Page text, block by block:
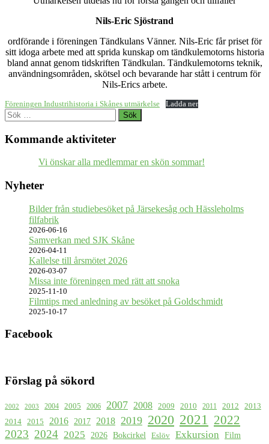
Nils-Eric Sjöstrand
ordförande i föreningen Tändkulans Vänner. Nils-Eric får priset för
sitt idoga arbete med att sprida kunskap om tändkulemotorns historia
bland annat genom tidskriften Tändkulan. Tändkulemotorns teknik,
användningsområden, skötsel och bevarande har stått i centrum för
Nils-Erics arbete.
Föreningen Industrihistoria i Skånes utmärkelse Ladda ner
Sök
efter:
Kommande aktiviteter
Vi önskar alla medlemmar en skön sommar!
Nyheter
Bilder från studiebesöket på Järsekesåg och Hässleholms
filfabrik
2026-06-16
Samverkan med SJK Skåne
2026-04-11
Kallelse till årsmötet 2026
2026-03-07
Missa inte föreningen med rätt att snoka
2025-11-10
Filmtips med anledning av besöket på Goldschmidt
2025-10-17
Facebook
Förslag på sökord
2002 2003 2004 2005 2006 2007 2008 2009 2010 2011 2012
2013
2014
2015 2016 2017 2018 2019 2020 2021 2022
2023 2024 2025 2026 Bokcirkel Eslöv Exkursion Film